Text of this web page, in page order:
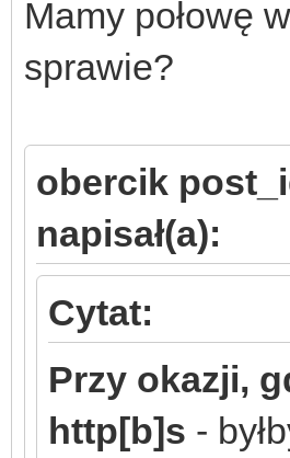
Mamy połowę
sprawie?
obercik
napisał(a):
Cytat:
Przy okazji,
http[b]s -